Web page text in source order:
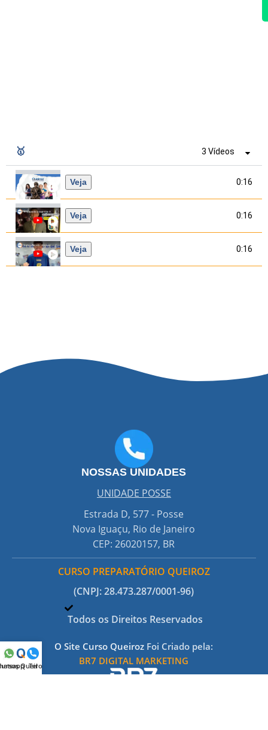
🥇 3 Vídeos
Veja 0:16
Veja 0:16
Veja 0:16
NOSSAS UNIDADES
UNIDADE POSSE
Estrada D, 577 - Posse
Nova Iguaçu, Rio de Janeiro
CEP: 26020157, BR
CURSO PREPARATÓRIO QUEIROZ
(CNPJ: 28.473.287/0001-96)
Todos os Direitos Reservados
O Site Curso Queiroz Foi Criado pela:
BR7 DIGITAL MARKETING
Queiroz
Tel